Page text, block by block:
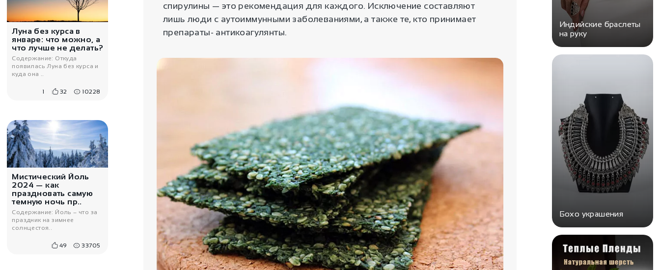
3200₽
Серьги крылья
Теребелл
Луна без курса в
январе: что можно, а
что лучше не делать?
Содержание: Откуда
появилась Луна без курса и
куда она ..
1 32 10228
Мистический Йоль
2024 — как
праздновать самую
темную ночь пр..
Содержание: Йоль – что за
праздник на зимнее
солнцестоя..
49 33705
спирулины — это рекомендация для каждого. Исключение составляют
лишь люди с аутоиммунными заболеваниями, а также те, кто принимает
препараты- антикоагулянты.
Индийские браслеты
на руку
Бохо украшения